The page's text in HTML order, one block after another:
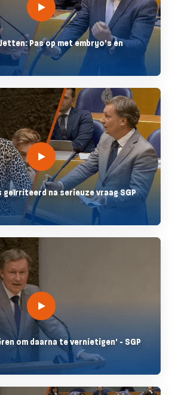
Pas op met embryo's en
na serieuze vraag SGP
om daarna te vernietigen' - SGP